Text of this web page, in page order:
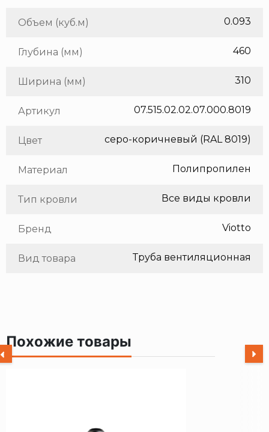
Объем (куб.м) 0.093
Глубина (мм) 460
Ширина (мм) 310
Артикул 07.515.02.02.07.000.8019
Цвет серо-коричневый (RAL 8019)
Материал Полипропилен
Тип кровли Все виды кровли
Бренд Viotto
Вид товара Труба вентиляционная
Похожие товары